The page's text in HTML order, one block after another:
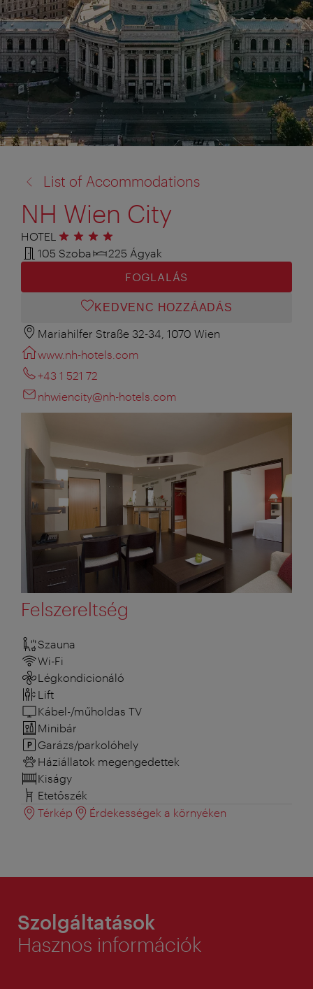
a:
List of Accommodations
NH Wien City
HOTEL 4 csillag
105 Szoba
225 Ágyak
FOGLALÁS
KEDVENC HOZZÁADÁS
Mariahilfer Straße 32-34, 1070 Wien
www.nh-hotels.com
+43 1 521 72
nhwiencity@nh-hotels.com
Felszereltség
Szauna
Wi-Fi
Légkondicionáló
Lift
Kábel-/műholdas TV
Minibár
Garázs/parkolóhely
Háziállatok megengedettek
Kiságy
Etetőszék
Térkép
Érdekességek a környéken
Szolgáltatások
Hasznos információk